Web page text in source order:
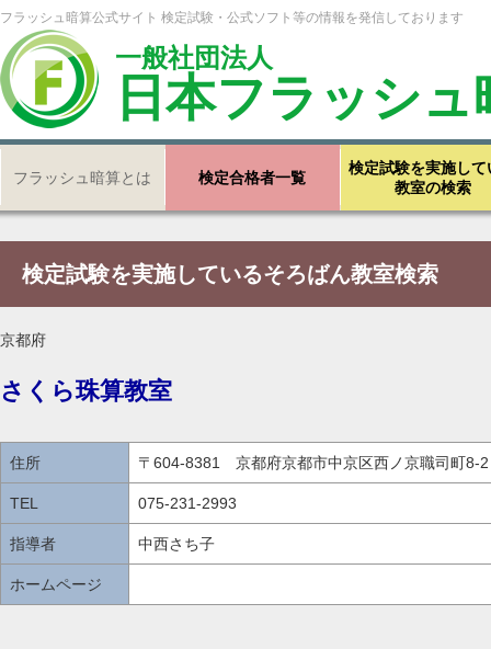
フラッシュ暗算公式サイト 検定試験・公式ソフト等の情報を発信しております
一般社団法人
日本フラッシ
フラッシュ暗算とは 検定合格者一覧
検定試験を実施して
教室の検索
検定試験を実施しているそろばん教室検索
京都府
さくら珠算教室
住所 〒604-8381 京都府京都市中京区西ノ京職司町8-2
TEL 075-231-2993
指導者 中西さち子
ホームページ